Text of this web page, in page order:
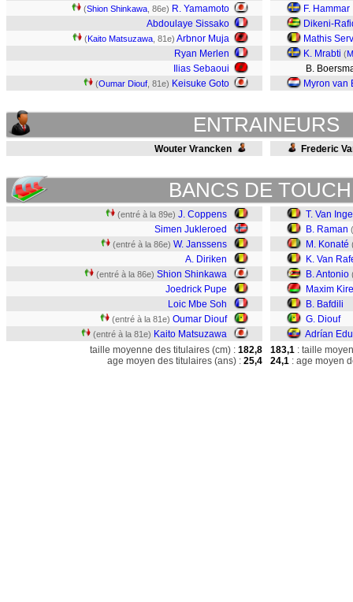
(Shion Shinkawa , 86e) R. Yamamoto
Abdoulaye Sissako
(Kaito Matsuzawa , 81e) Arbnor Muja
Ryan Merlen
Ilias Sebaoui
(Oumar Diouf , 81e) Keisuke Goto
F. Hammar
Dikeni-
Mathis
K. Mrabti (
B.
Myron van
ENTRAINEURS
Wouter Vrancken Frederic
BANCS DE
(entré à la 89e) J. Coppens
Simen Jukleroed
(entré à la 86e) W. Janssens
A. Diriken
(entré à la 86e) Shion Shinkawa
Joedrick Pupe
Loic Mbe Soh
(entré à la 81e) Oumar Diouf
(entré à la 81e) Kaito Matsuzawa
T. Van
B. Raman
M. Konaté
K. Van
B. Antonio
Maxim
B. Bafdili
G. Diouf
Adrían
taille moyenne des titulaires (cm) : 182,8
age moyen des titulaires (ans) : 25,4
183,1 : taille
24,1 : age moyen